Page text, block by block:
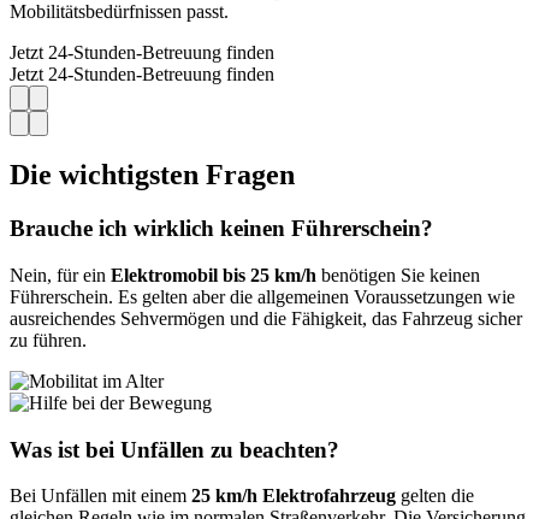
Mobilitätsbedürfnissen passt.
Jetzt 24-Stunden-Betreuung finden
Jetzt 24-Stunden-Betreuung finden
Die wichtigsten Fragen
Brauche ich wirklich keinen Führerschein?
Nein, für ein Elektromobil bis 25 km/h benötigen Sie keinen
Führerschein. Es gelten aber die allgemeinen Voraussetzungen wie
ausreichendes Sehvermögen und die Fähigkeit, das Fahrzeug sicher
zu führen.
Was ist bei Unfällen zu beachten?
Bei Unfällen mit einem 25 km/h Elektrofahrzeug gelten die